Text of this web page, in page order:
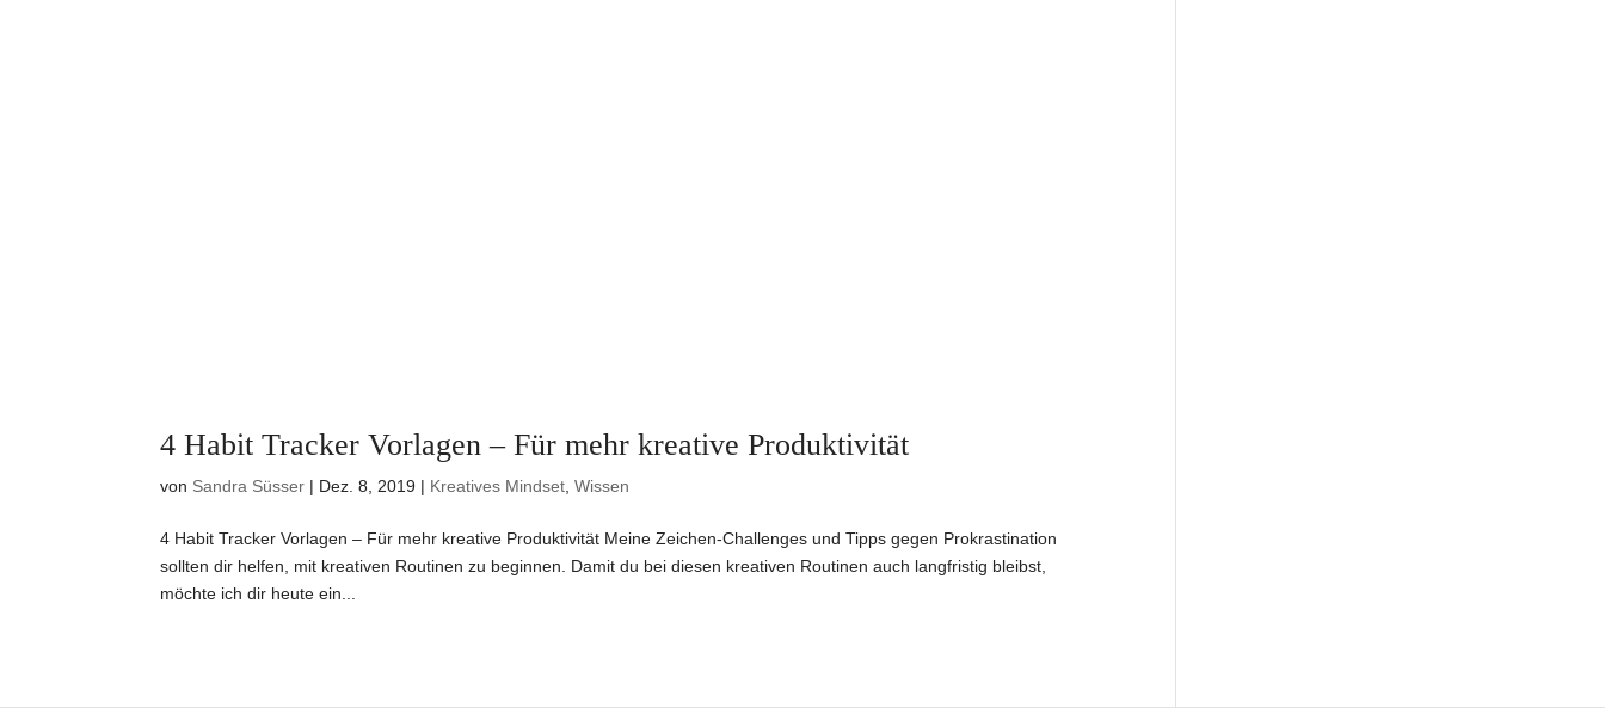
4 Habit Tracker Vorlagen – Für mehr kreative Produktivität
von Sandra Süsser | Dez. 8, 2019 | Kreatives Mindset ,Wissen
4 Habit Tracker Vorlagen – Für mehr kreative Produktivität Meine Zeichen-Challenges und Tipps gegen Prokrastination
sollten dir helfen, mit kreativen Routinen zu beginnen. Damit du bei diesen kreativen Routinen auch langfristig bleibst,
möchte ich dir heute ein...